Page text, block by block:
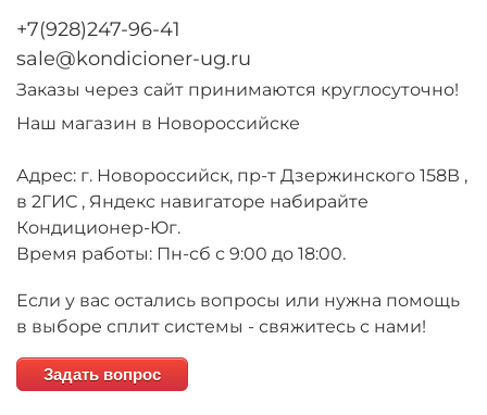
+7(928)247-96-41
sale@kondicioner-ug.ru
Заказы через сайт принимаются круглосуточно!
Наш магазин в Новороссийске
Адрес: г. Новороссийск, пр-т Дзержинского 158В ,
в 2ГИС , Яндекс навигаторе набирайте
Кондиционер-Юг.
Время работы: Пн-сб с 9:00 до 18:00.
Если у вас остались вопросы или нужна помощь
в выборе сплит системы - свяжитесь с нами!
Задать вопрос